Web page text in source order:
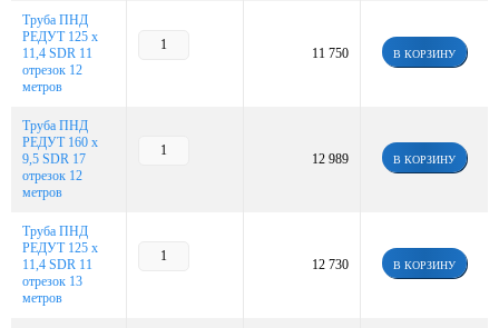
Труба ПНД
РЕДУТ 125 х
11,4 SDR 11
отрезок 12
метров
11 750 В КОРЗИНУ
Труба ПНД
РЕДУТ 160 х
9,5 SDR 17
отрезок 12
метров
12 989 В КОРЗИНУ
Труба ПНД
РЕДУТ 125 х
11,4 SDR 11
отрезок 13
метров
12 730 В КОРЗИНУ